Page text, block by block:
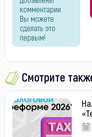
комментарии.
Вы можете
сделать это
первым!
Смотрите